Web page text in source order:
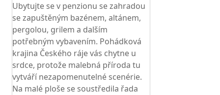
Ubytujte se v penzionu se zahradou
se zapuštěným bazénem, altánem,
pergolou, grilem a dalším
potřebným vybavením. Pohádková
krajina Českého ráje vás chytne u
srdce, protože malebná příroda tu
vytváří nezapomenutelné scenérie.
Na malé ploše se soustředila řada